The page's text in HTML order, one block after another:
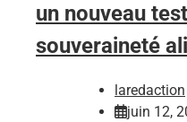
un nouveau
souveraineté
laredaction
juin 12,